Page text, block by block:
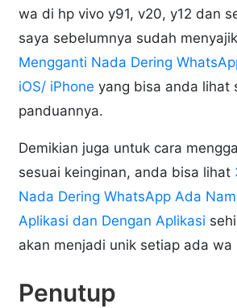
wa di hp vivo y91, v20, y12 dan
saya sebelumnya sudah
Mengganti Nada Dering
iOS/ iPhone yang bisa anda lihat
panduannya.
Demikian juga untuk cara
sesuai keinginan, anda bisa lihat
Nada Dering WhatsApp Ada
Aplikasi dan Dengan Aplikasi
akan menjadi unik setiap ada wa
Penutup